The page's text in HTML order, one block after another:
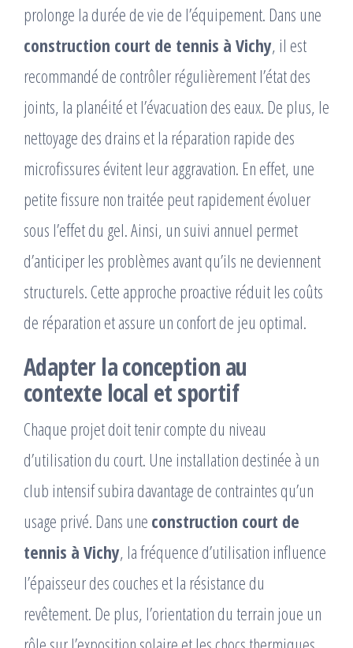
prolonge la durée de vie de l’équipement. Dans une
construction court de tennis à Vichy, il est
recommandé de contrôler régulièrement l’état des
joints, la planéité et l’évacuation des eaux. De plus, le
nettoyage des drains et la réparation rapide des
microfissures évitent leur aggravation. En effet, une
petite fissure non traitée peut rapidement évoluer
sous l’effet du gel. Ainsi, un suivi annuel permet
d’anticiper les problèmes avant qu’ils ne deviennent
structurels. Cette approche proactive réduit les coûts
de réparation et assure un confort de jeu optimal.
Adapter la conception au
contexte local et sportif
Chaque projet doit tenir compte du niveau
d’utilisation du court. Une installation destinée à un
club intensif subira davantage de contraintes qu’un
usage privé. Dans une construction court de
tennis à Vichy, la fréquence d’utilisation influence
l’épaisseur des couches et la résistance du
revêtement. De plus, l’orientation du terrain joue un